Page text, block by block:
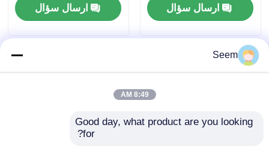
ارسال سؤال
ارسال سؤال
Seem
8:49 AM
Good day, what product are you looking
for?